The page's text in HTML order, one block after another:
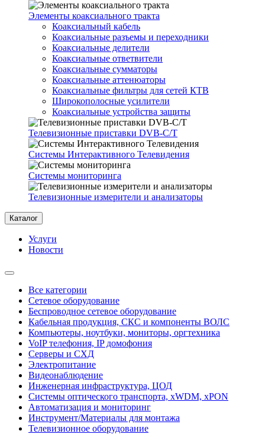
Элементы коаксиального тракта
Коаксиальный кабель
Коаксиальные разъемы и переходники
Коаксиальные делители
Коаксиальные ответвители
Коаксиальные сумматоры
Коаксиальные аттенюаторы
Коаксиальные фильтры для сетей КТВ
Широкополосные усилители
Коаксиальные устройства защиты
Телевизионные приставки DVB-C/T
Системы Интерактивного Телевидения
Системы мониторинга
Телевизионные измерители и анализаторы
Каталог
Услуги
Новости
Все категории
Сетевое оборудование
Беспроводное сетевое оборудование
Кабельная продукция, СКС и компоненты ВОЛС
Компьютеры, ноутбуки, мониторы, оргтехника
VoIP телефония, IP домофония
Серверы и СХД
Электропитание
Видеонаблюдение
Инженерная инфраструктура, ЦОД
Системы оптического транспорта, xWDM, xPON
Автоматизация и мониторинг
Инструмент/Материалы для монтажа
Телевизионное оборудование